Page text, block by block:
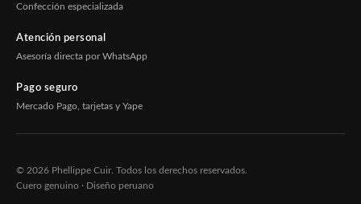
Confección especializada
Atención personal
Asesoría directa por WhatsApp
Pago seguro
Mercado Pago, tarjetas y Yape
© 2026 Phellippe Cuir. Todos los derechos reservados.
Cuero genuino · Diseño peruano